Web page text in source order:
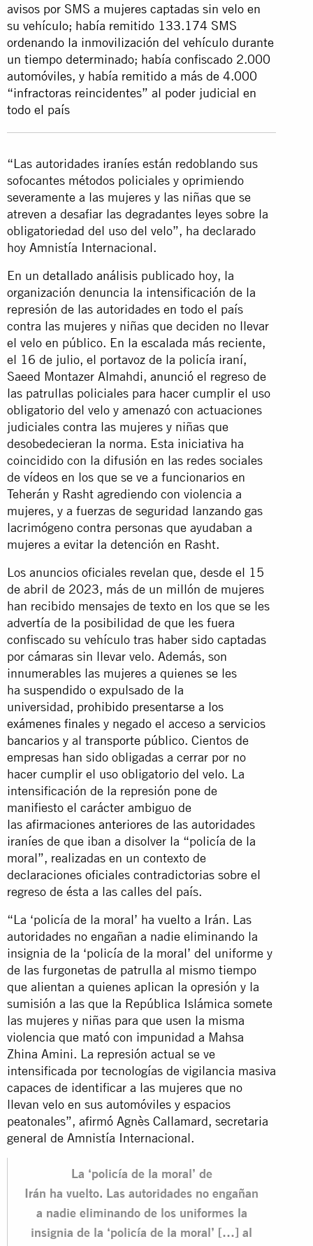
avisos por SMS a mujeres captadas sin velo en
su vehículo; había remitido 133.174 SMS
ordenando la inmovilización del vehículo durante
un tiempo determinado; había confiscado 2.000
automóviles, y había remitido a más de 4.000
“infractoras reincidentes” al poder judicial en
todo el país
“Las autoridades iraníes están redoblando sus
sofocantes métodos policiales y oprimiendo
severamente a las mujeres y las niñas que se
atreven a desafiar las degradantes leyes sobre la
obligatoriedad del uso del velo”, ha declarado
hoy Amnistía Internacional.
En un detallado análisis publicado hoy, la
organización denuncia la intensificación de la
represión de las autoridades en todo el país
contra las mujeres y niñas que deciden no llevar
el velo en público. En la escalada más reciente,
el 16 de julio, el portavoz de la policía iraní,
Saeed Montazer Almahdi, anunció el regreso de
las patrullas policiales para hacer cumplir el uso
obligatorio del velo y amenazó con actuaciones
judiciales contra las mujeres y niñas que
desobedecieran la norma. Esta iniciativa ha
coincidido con la difusión en las redes sociales
de vídeos en los que se ve a funcionarios en
Teherán y Rasht agrediendo con violencia a
mujeres, y a fuerzas de seguridad lanzando gas
lacrimógeno contra personas que ayudaban a
mujeres a evitar la detención en Rasht.
Los anuncios oficiales revelan que, desde el 15
de abril de 2023, más de un millón de mujeres
han recibido mensajes de texto en los que se les
advertía de la posibilidad de que les fuera
confiscado su vehículo tras haber sido captadas
por cámaras sin llevar velo. Además, son
innumerables las mujeres a quienes se les
ha suspendido o expulsado de la
universidad, prohibido presentarse a los
exámenes finales y negado el acceso a servicios
bancarios y al transporte público. Cientos de
empresas han sido obligadas a cerrar por no
hacer cumplir el uso obligatorio del velo. La
intensificación de la represión pone de
manifiesto el carácter ambiguo de
las afirmaciones anteriores de las autoridades
iraníes de que iban a disolver la “policía de la
moral”, realizadas en un contexto de
declaraciones oficiales contradictorias sobre el
regreso de ésta a las calles del país.
“La ‘policía de la moral’ ha vuelto a Irán. Las
autoridades no engañan a nadie eliminando la
insignia de la ‘policía de la moral’ del uniforme y
de las furgonetas de patrulla al mismo tiempo
que alientan a quienes aplican la opresión y la
sumisión a las que la República Islámica somete
las mujeres y niñas para que usen la misma
violencia que mató con impunidad a Mahsa
Zhina Amini. La represión actual se ve
intensificada por tecnologías de vigilancia masiva
capaces de identificar a las mujeres que no
llevan velo en sus automóviles y espacios
peatonales”, afirmó Agnès Callamard, secretaria
general de Amnistía Internacional.
La ‘policía de la moral’ de
Irán ha vuelto. Las autoridades no engañan
a nadie eliminando de los uniformes la
insignia de la ‘policía de la moral’ […] al